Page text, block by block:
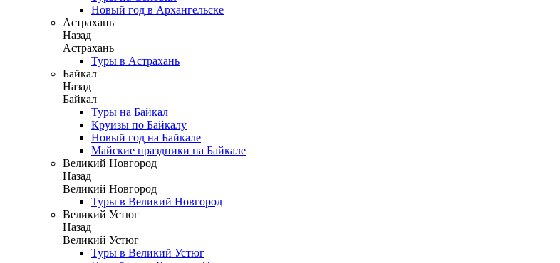
Новый год в Архангельске
Астрахань
Назад
Астрахань
Туры в Астрахань
Байкал
Назад
Байкал
Туры на Байкал
Круизы по Байкалу
Новый год на Байкале
Майские праздники на Байкале
Великий Новгород
Назад
Великий Новгород
Туры в Великий Новгород
Великий Устюг
Назад
Великий Устюг
Туры в Великий Устюг